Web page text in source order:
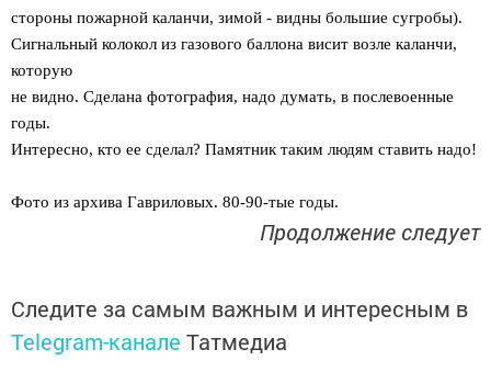
стороны пожарной каланчи, зимой - видны большие сугробы).
Сигнальный колокол из газового баллона висит возле каланчи,
которую
не видно. Сделана фотография, надо думать, в послевоенные
годы.
Интересно, кто ее сделал? Памятник таким людям ставить надо!
Фото из архива Гавриловых. 80-90-тые годы.
Продолжение следует
Следите за самым важным и интересным в
Telegram-канале Татмедиа